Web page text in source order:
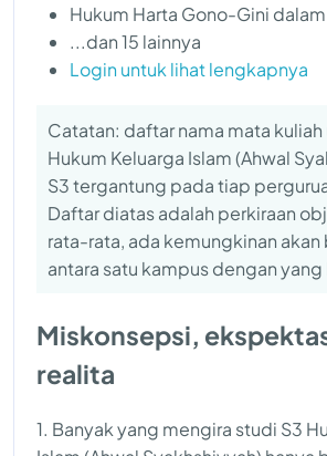
Hukum Harta Gono-Gini
...dan 15 lainnya
Login untuk lihat lengkapnya
Catatan: daftar nama mata
Hukum Keluarga Islam (Ahwal
S3 tergantung pada tiap
Daftar diatas adalah perkiraan
rata-rata, ada kemungkinan
antara satu kampus dengan yang
Miskonsepsi,
realita
1. Banyak yang mengira studi S3